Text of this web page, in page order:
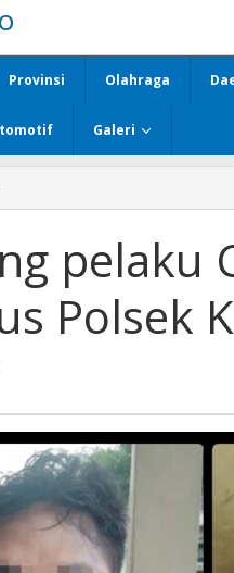
Provinsi Olahraga
Galeri
sepeda
motor
pelaku
Polsek